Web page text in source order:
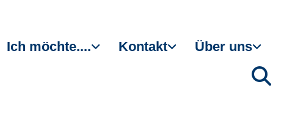
Ich möchte.... Kontakt Über uns